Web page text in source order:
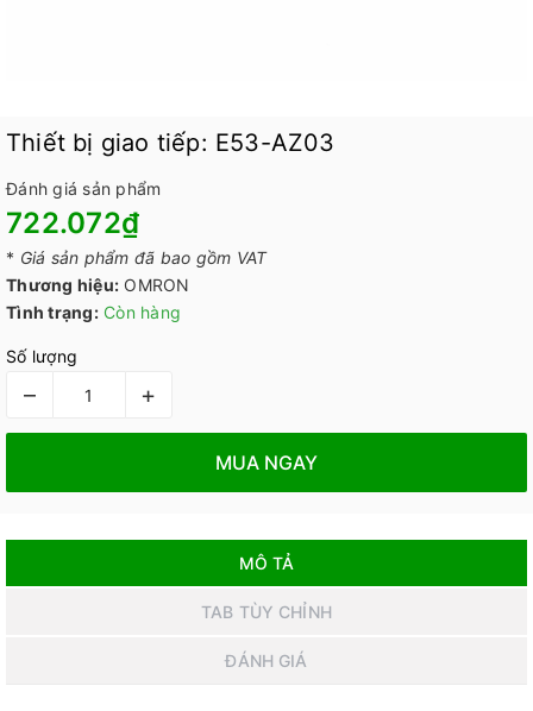
Thiết bị giao tiếp: E53-AZ03
Đánh giá sản phẩm
722.072₫
* Giá sản phẩm đã bao gồm VAT
Thương hiệu: OMRON
Tình trạng: Còn hàng
Số lượng
– +
MUA NGAY
MÔ TẢ
TAB TÙY CHỈNH
ĐÁNH GIÁ